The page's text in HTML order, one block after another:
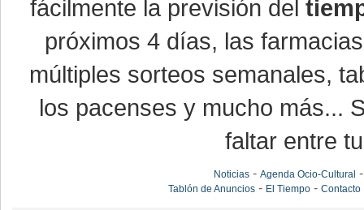
fácilmente la previsión del
próximos 4 días, las
múltiples sorteos semanales,
los pacenses y mucho más...
faltar entre
Noticias -Agenda Ocio-Cultural
Tablón de Anuncios - El Tiempo -Contacto